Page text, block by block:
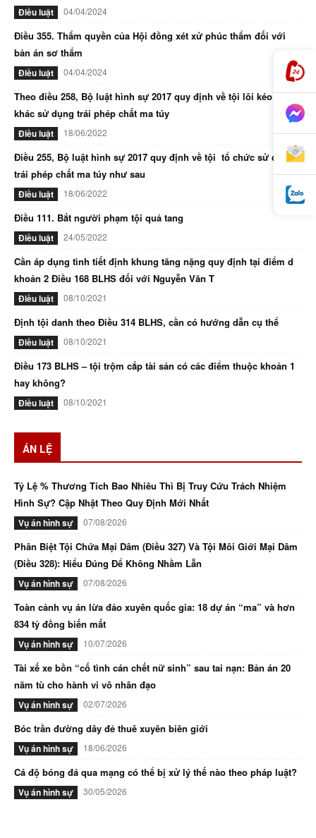
Điều luật 04/04/2024
Điều 355. Thẩm quyền của Hội đồng xét xử phúc thẩm đối với
bản án sơ thẩm
Điều luật 04/04/2024
Theo điều 258, Bộ luật hình sự 2017 quy định về tội lôi kéo người
khác sử dụng trái phép chất ma túy
Điều luật 18/06/2022
Điều 255, Bộ luật hình sự 2017 quy định về tội tổ chức sử dụng
trái phép chất ma túy như sau
Điều luật 18/06/2022
Điều 111. Bắt người phạm tội quả tang
Điều luật 24/05/2022
Cần áp dụng tình tiết định khung tăng nặng quy định tại điểm d
khoản 2 Điều 168 BLHS đối với Nguyễn Văn T
Điều luật 08/10/2021
Định tội danh theo Điều 314 BLHS, cần có hướng dẫn cụ thể
Điều luật 08/10/2021
Điều 173 BLHS – tội trộm cắp tài sản có các điểm thuộc khoản 1
hay không?
Điều luật 08/10/2021
ÁN LỆ
Tỷ Lệ % Thương Tích Bao Nhiêu Thì Bị Truy Cứu Trách Nhiệm
Hình Sự? Cập Nhật Theo Quy Định Mới Nhất
Vụ án hình sự 07/08/2026
Phân Biệt Tội Chứa Mại Dâm (Điều 327) Và Tội Môi Giới Mại Dâm
(Điều 328): Hiểu Đúng Để Không Nhầm Lẫn
Vụ án hình sự 07/08/2026
Toàn cảnh vụ án lừa đảo xuyên quốc gia: 18 dự án “ma” và hơn
834 tỷ đồng biến mất
Vụ án hình sự 10/07/2026
Tài xế xe bồn “cố tình cán chết nữ sinh” sau tai nạn: Bản án 20
năm tù cho hành vi vô nhân đạo
Vụ án hình sự 02/07/2026
Bóc trần đường dây đẻ thuê xuyên biên giới
Vụ án hình sự 18/06/2026
Cá độ bóng đá qua mạng có thể bị xử lý thế nào theo pháp luật?
Vụ án hình sự 30/05/2026